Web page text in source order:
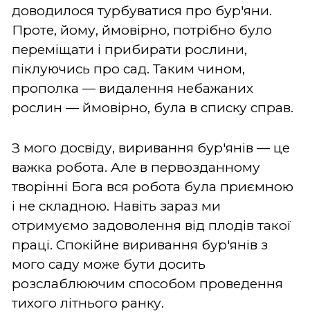
доводилося турбуватися про бур'яни.
Проте, йому, ймовірно, потрібно було
переміщати і прибирати рослини,
піклуючись про сад. Таким чином,
прополка — видалення небажаних
рослин — ймовірно, була в списку справ.
З мого досвіду, виривання бур'янів — це
важка робота. Але в первозданному
творінні Бога вся робота була приємною
і не складною. Навіть зараз ми
отримуємо задоволення від плодів такої
праці. Спокійне виривання бур'янів з
мого саду може бути досить
розслаблюючим способом проведення
тихого літнього ранку.